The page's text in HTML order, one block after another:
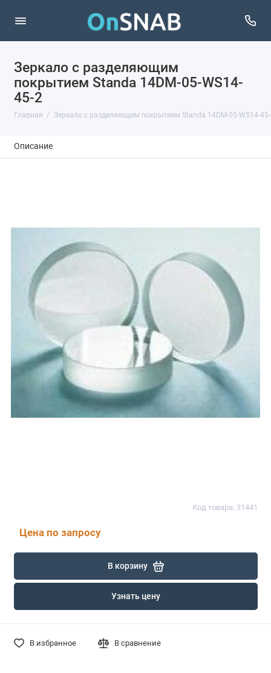
Зеркало с разделяющим
покрытием Standa 14DM-05-WS14-
45-2
Главная Зеркало с разделяющим покрытием Standa 14DM-05-WS14-
Описание
Код товара: 31441
Цена по запросу
В корзину
Узнать цену
В избранное В сравнение